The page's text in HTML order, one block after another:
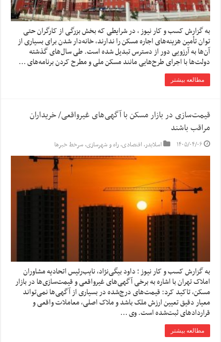
به گزارش کسب و کار نیوز ، در شرایطی که بخش بزرگی از کارگران حتی
توان تأمین هزینه‌های اجاره مسکن را ندارند، خانه‌دار شدن برای بسیاری از
آن‌ها به آرزویی دور از دسترس تبدیل شده است. طی سال‌های گذشته
دولت‌ها با اجرای طرح‌هایی مانند مسکن ملی و مطرح کردن برنامه‌های …
مطالعه بیشتر
قیمت‌سازی در بازار مسکن با آگهی‌های غیرواقعی/ خریداران
مراقب باشند
۱۴۰۵/۰۴/۰۶ اسلایدر,اقتصادی,راه و شهرسازی,سرخط خبرها
به گزارش کسب و کار نیوز ؛ داود بیگی‌نژاد، نایب‌رئیس اتحادیه مشاوران
املاک تهران با اشاره به برخی آگهی‌های غیرواقعی و قیمت‌سازی‌ها در بازار
مسکن، تاکید کرد: قیمت‌های درج‌شده در بسیاری از آگهی‌ها نمی‌تواند
معیار دقیق تعیین ارزش ملک باشد و ملاک اصلی، معاملات واقعی و
قراردادهای ثبت‌شده است. وی …
مطالعه بیشتر